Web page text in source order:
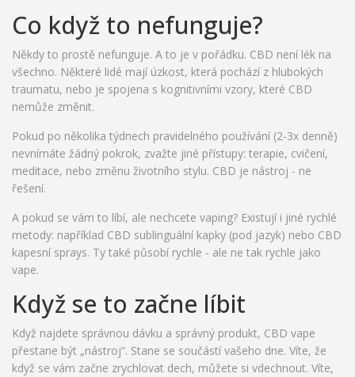
Co když to nefunguje?
Někdy to prostě nefunguje. A to je v pořádku. CBD není lék na
všechno. Některé lidé mají úzkost, která pochází z hlubokých
traumatu, nebo je spojena s kognitivními vzory, které CBD
nemůže změnit.
Pokud po několika týdnech pravidelného používání (2-3x denně)
nevnímáte žádný pokrok, zvažte jiné přístupy: terapie, cvičení,
meditace, nebo změnu životního stylu. CBD je nástroj - ne
řešení.
A pokud se vám to líbí, ale nechcete vaping? Existují i jiné rychlé
metody: například CBD sublinguální kapky (pod jazyk) nebo CBD
kapesní sprays. Ty také působí rychle - ale ne tak rychle jako
vape.
Když se to začne líbit
Když najdete správnou dávku a správný produkt, CBD vape
přestane být „nástroj“. Stane se součástí vašeho dne. Víte, že
když se vám začne zrychlovat dech, můžete si vdechnout. Víte,